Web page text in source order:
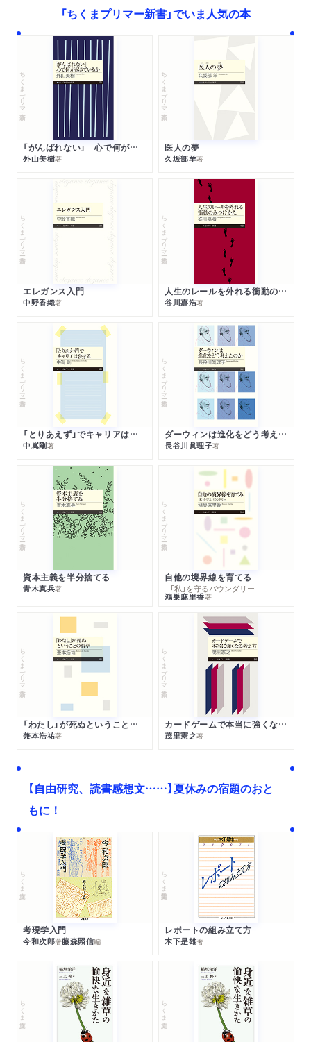
「ちくまプリマー新書」でいま人気の本
ちくまプリマー新書
「がんばれない」 心で何が起きているか
外山美樹著
ちくまプリマー新書
医人の夢
久坂部羊著
ちくまプリマー新書
エレガンス入門
中野香織著
ちくまプリマー新書
人生のレールを外れる衝動のみつけかた
谷川嘉浩著
ちくまプリマー新書
「とりあえず」でキャリアは決まる
中嶌剛著
ちくまプリマー新書
ダーウィンは進化をどう考えたのか
長谷川眞理子著
ちくまプリマー新書
資本主義を半分捨てる
青木真兵著
ちくまプリマー新書
自他の境界線を育てる
─「私」を守るバウンダリー
鴻巣麻里香著
ちくまプリマー新書
「わたし」が死ぬということの哲学
兼本浩祐著
ちくまプリマー新書
カードゲームで本当に強くなる考え方
茂里憲之著
【自由研究、読書感想文……】夏休みの宿題のおと
もに！
ちくま文庫
考現学入門
今和次郎著藤森照信編
ちくま学芸文庫
レポートの組み立て方
木下是雄著
ちくま文庫 ちくま文庫